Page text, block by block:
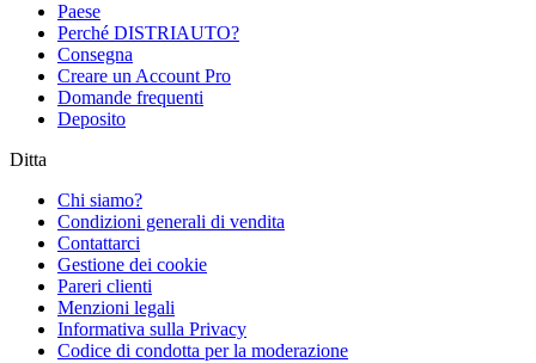
Paese
Perché DISTRIAUTO?
Consegna
Creare un Account Pro
Domande frequenti
Deposito
Ditta
Chi siamo?
Condizioni generali di vendita
Contattarci
Gestione dei cookie
Pareri clienti
Menzioni legali
Informativa sulla Privacy
Codice di condotta per la moderazione